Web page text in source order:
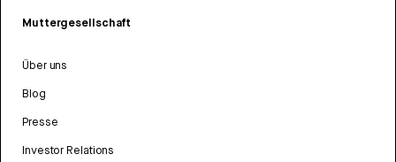
Muttergesellschaft
Über uns
Blog
Presse
Investor Relations